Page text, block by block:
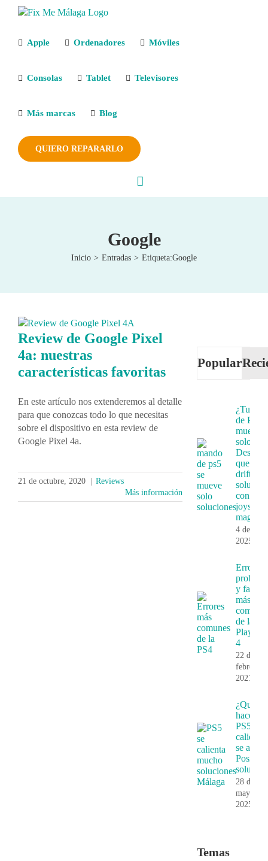
Saltar
Apple Ordenadores Móviles
Consolas Tablet Televisores
Más marcas Blog
QUIERO REPARARLO
Google
Inicio Entradas Etiqueta:Google
Review de Google Pixel
4a: nuestras
características favoritas
En este artículo nos extenderemos al detalle
para que conozcas todo lo que necesitas
sobre el dispositivo en esta review de
Google Pixel 4a.
21 de octubre, 2020
Reviews
Más información
Popular
¿Tu
de PS5
mueve
solo?
que es el
drift y
solución
con
joysticks
4 de
2025
Errores,
y fallos
más
de la
4
22 de
febrero,
2021
¿Que
hace si
PS5 se
calienta
se
Posibles
28 de
mayo,
2025
Temas